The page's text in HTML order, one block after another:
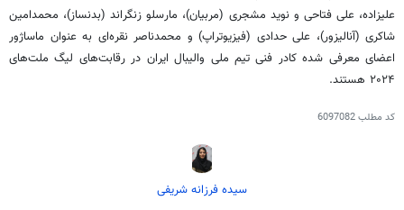
علیزاده، علی فتاحی و نوید مشجری (مربیان)، مارسلو زنگراند (بدنساز)، محمدامین
شاکری (آنالیزور)، علی حدادی (فیزیوتراپ) و محمدناصر نقره‌ای به عنوان ماساژور
اعضای معرفی شده کادر فنی تیم ملی والیبال ایران در رقابت‌های لیگ ملت‌های
۲۰۲۴ هستند.
کد مطلب6097082
سیده فرزانه شریفی